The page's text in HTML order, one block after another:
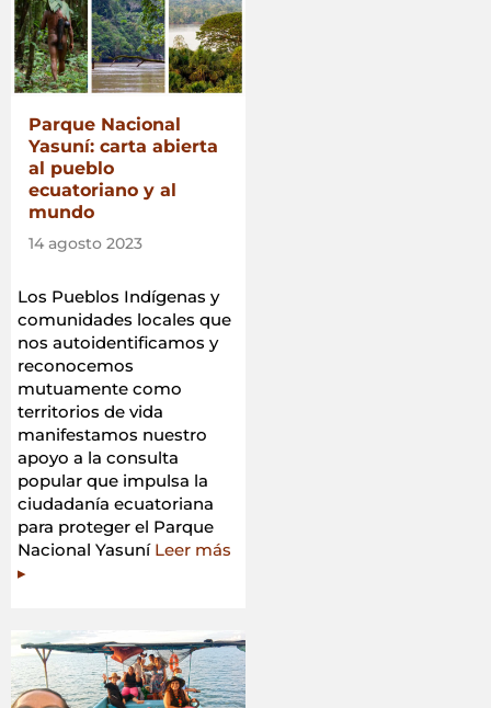
Parque Nacional
Yasuní: carta abierta
al pueblo
ecuatoriano y al
mundo
14 agosto 2023
Los Pueblos Indígenas y
comunidades locales que
nos autoidentificamos y
reconocemos
mutuamente como
territorios de vida
manifestamos nuestro
apoyo a la consulta
popular que impulsa la
ciudadanía ecuatoriana
para proteger el Parque
Nacional Yasuní Leer más
▸